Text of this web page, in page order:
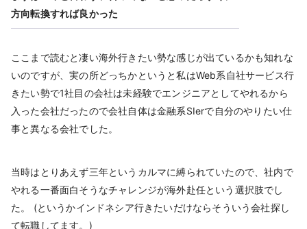
方向転換すれば良かった
ここまで読むと凄い海外行きたい勢な感じが出ているかも知れな
いのですが、実の所どっちかというと私はWeb系自社サービス行
きたい勢で1社目の会社は未経験でエンジニアとしてやれるから
入った会社だったので会社自体は金融系SIerで自分のやりたい仕
事と異なる会社でした。
当時はとりあえず三年というカルマに縛られていたので、社内で
やれる一番面白そうなチャレンジが海外赴任という選択肢でし
た。 (というかインドネシア行きたいだけならそういう会社探し
て転職してます。)